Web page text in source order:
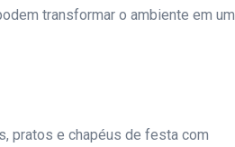
transformar o ambiente em um
pratos e chapéus de festa com